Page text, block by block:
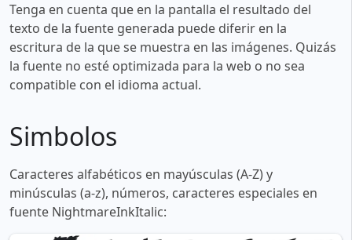
Tenga en cuenta que en la pantalla el resultado del
texto de la fuente generada puede diferir en la
escritura de la que se muestra en las imágenes. Quizás
la fuente no esté optimizada para la web o no sea
compatible con el idioma actual.
Simbolos
Caracteres alfabéticos en mayúsculas (A-Z) y
minúsculas (a-z), números, caracteres especiales en
fuente NightmareInkItalic: